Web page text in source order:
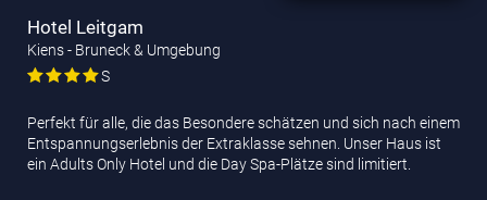
Hotel Leitgam
Kiens - Bruneck & Umgebung
S
Perfekt für alle, die das Besondere schätzen und sich nach einem
Entspannungserlebnis der Extraklasse sehnen. Unser Haus ist
ein Adults Only Hotel und die Day Spa-Plätze sind limitiert.